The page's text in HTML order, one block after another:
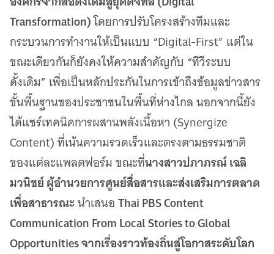
Transformation)โดยการปรับโครงสร้างทีมและ
กระบวนการทำงานให้เป็นแบบ “Digital-First” แต่ใน
ขณะเดียวกันก็ยังคงให้ความสำคัญกับ “ทีวีระบบ
ดั้งเดิม” เพื่อเป็นหลักประกันในการเข้าถึงข้อมูลข่าวสาร
ขั้นพื้นฐานของประชาชนในพื้นที่ห่างไกล นอกจากนี้ยัง
ได้แชร์เทคนิคการผสานพลังเนื้อหา (Synergize
Content) ที่เน้นความรวดเร็วและตรงตามธรรมชาติ
ของแต่ละแพลตฟอร์ม ขณะที่นางสาวปภาภรณ์ เฉลิ
มวนิชย์ ผู้อำนวยการศูนย์สื่อสารและส่งเสริมการตลาด
เพื่อสาธารณะนำเสนอThai PBS Content
Communication From Local Stories to Global
Opportunities จากเรื่องราวท้องถิ่นสู่โอกาสระดับโลก